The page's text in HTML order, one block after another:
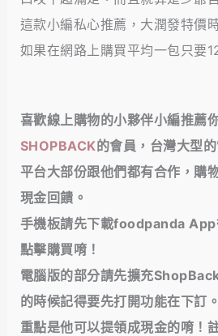
這款小編私心推薦，大潤發特價
如果在網路上購買平均一包只要
喜歡線上購物的小夥伴小編推薦
SHOPBACK的會員，台灣大型
平台大部份跟他們都有合作，購
現金回饋 。
手機板請先下載foodpanda
點擊購買唷！
電腦版的部分請先擴充
的時候記得要先打開功能在下訂。
重點是他可以提領成現金的唷！